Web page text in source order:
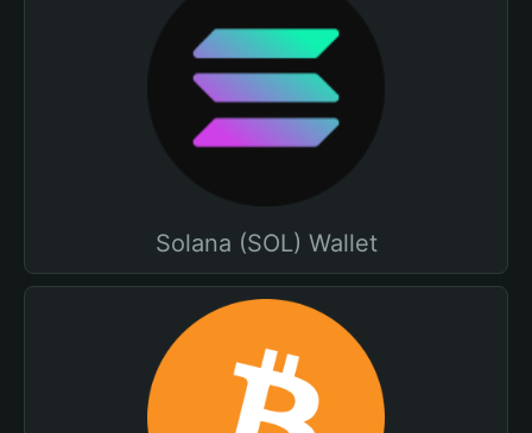
Solana (SOL) Wallet